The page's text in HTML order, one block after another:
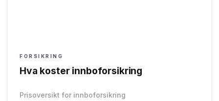
FORSIKRING
Hva koster innboforsikring
Prisoversikt for innboforsikring